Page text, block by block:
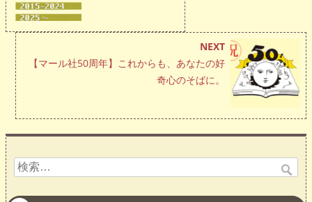
NEXT
【マール社50周年】これからも、あなたの好
奇心のそばに。
検